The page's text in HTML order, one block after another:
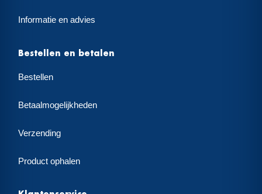
Informatie en advies
Bestellen en betalen
Bestellen
Betaalmogelijkheden
Verzending
Product ophalen